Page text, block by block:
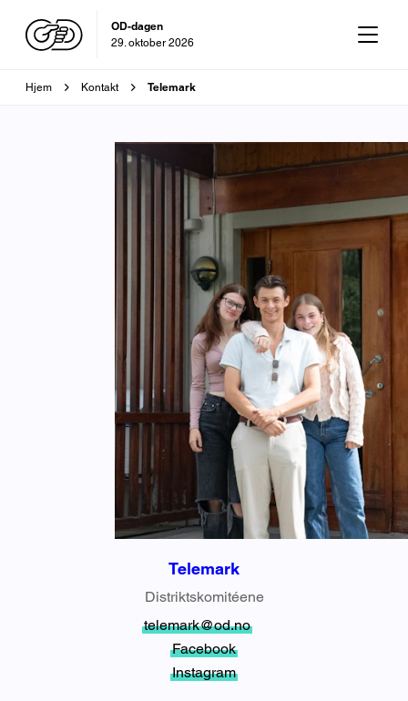
OD-dagen
29. oktober 2026
Brødsmulesti
Hjem Kontakt Telemark
Telemark
Distriktskomitéene
telemark@od.no
Facebook
Instagram